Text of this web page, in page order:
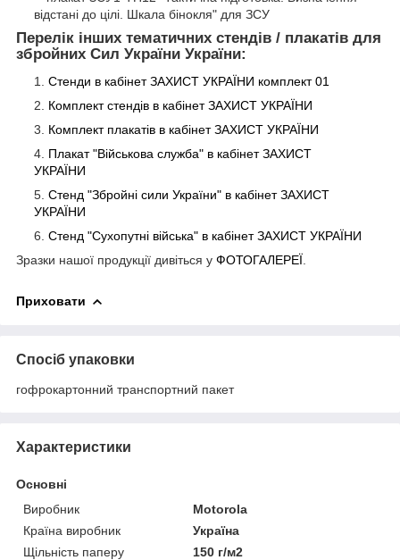
відстані до цілі. Шкала бінокля" для ЗСУ
Перелік інших тематичних стендів / плакатів для
збройних Сил України України:
Стенди в кабінет ЗАХИСТ УКРАЇНИ комплект 01
Комплект стендів в кабінет ЗАХИСТ УКРАЇНИ
Комплект плакатів в кабінет ЗАХИСТ УКРАЇНИ
Плакат "Військова служба" в кабінет ЗАХИСТ
УКРАЇНИ
Стенд "Збройні сили України" в кабінет ЗАХИСТ
УКРАЇНИ
Стенд "Сухопутні війська" в кабінет ЗАХИСТ УКРАЇНИ
Зразки нашої продукції дивіться у ФОТОГАЛЕРЕЇ
Приховати
Спосіб упаковки
гофрокартонний транспортний пакет
Характеристики
Основні
Виробник
Motorola
Країна виробник
Україна
Щільність паперу
150 г/м2